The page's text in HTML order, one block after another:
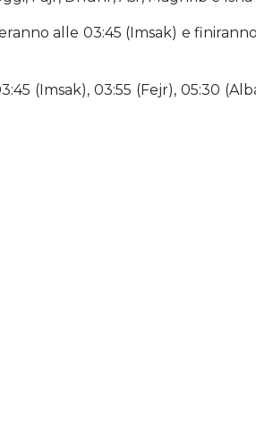
alle 03:45 (Imsak) e
(Imsak), 03:55 (Fejr), 05:30